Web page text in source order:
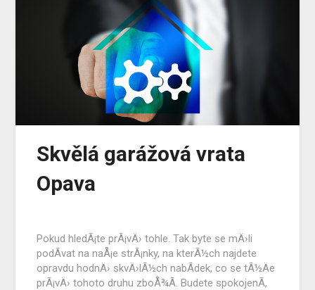
Skvělá garážová vrata
Opava
Pokud hledÃ¡te prÃ¡vÄ› tohle. Tak byte se mÄ›li
podÃ­vat na naÅ¡e strÃ¡nky, na kterÃ½ch najdete
opravdu hodnÄ› skvÄ›lÃ½ch nabÃ­dek, co se tÃ½Äe
prÃ¡vÄ› tohoto druhu zboÅ¾Ã­. Budete spokojenÃ­,